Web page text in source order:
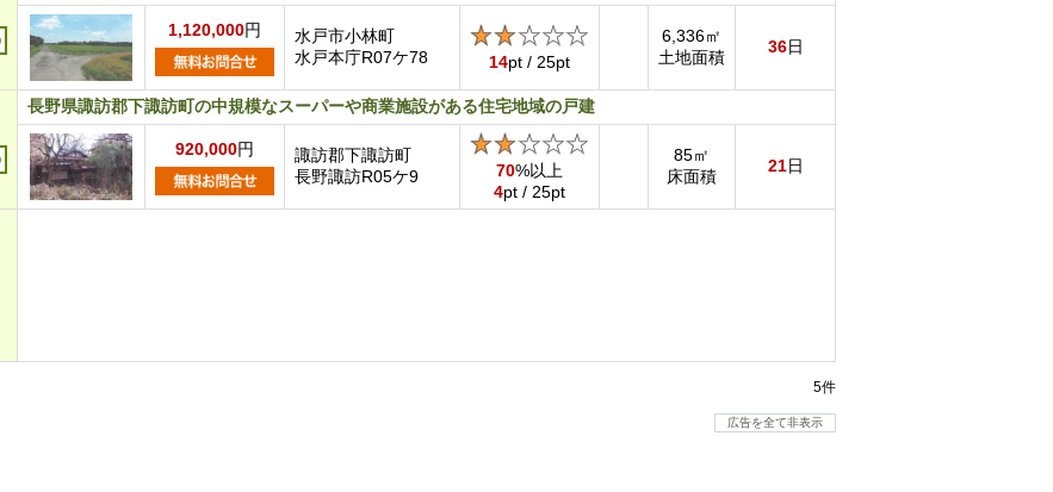
1,120,000円
水戸市小林町
水戸本庁R07ケ78
14pt / 25pt
6,336㎡
土地面積
36日
長野県諏訪郡下諏訪町の中規模なスーパーや商業施設がある住宅地域の戸建
920,000円
諏訪郡下諏訪町
長野諏訪R05ケ9
70%以上
4pt / 25pt
85㎡
床面積
21日
5件
広告を全て非表示